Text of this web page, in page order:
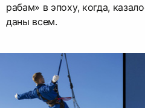
рабам» в эпоху, когда,
даны всем.